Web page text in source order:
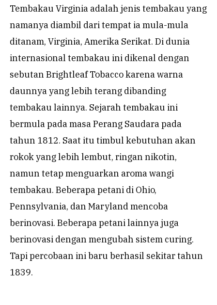
Tembakau Virginia adalah jenis tembakau yang
namanya diambil dari tempat ia mula-mula
ditanam, Virginia, Amerika Serikat. Di dunia
internasional tembakau ini dikenal dengan
sebutan Brightleaf Tobacco karena warna
daunnya yang lebih terang dibanding
tembakau lainnya. Sejarah tembakau ini
bermula pada masa Perang Saudara pada
tahun 1812. Saat itu timbul kebutuhan akan
rokok yang lebih lembut, ringan nikotin,
namun tetap menguarkan aroma wangi
tembakau. Beberapa petani di Ohio,
Pennsylvania, dan Maryland mencoba
berinovasi. Beberapa petani lainnya juga
berinovasi dengan mengubah sistem curing.
Tapi percobaan ini baru berhasil sekitar tahun
1839.